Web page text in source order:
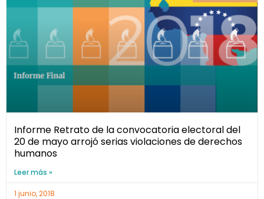
Informe Retrato de la convocatoria electoral del
20 de mayo arrojó serias violaciones de derechos
humanos
Leer más »
1 junio, 2018